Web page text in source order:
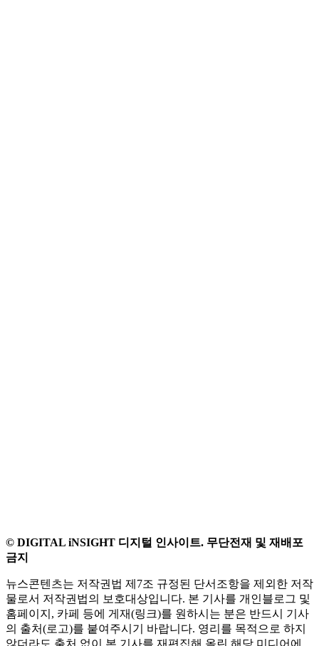
© DIGITAL iNSIGHT 디지털 인사이트. 무단전재 및 재배포
금지
뉴스콘텐츠는 저작권법 제7조 규정된 단서조항을 제외한 저작
물로서 저작권법의 보호대상입니다. 본 기사를 개인블로그 및
홈페이지, 카페 등에 게재(링크)를 원하시는 분은 반드시 기사
의 출처(로고)를 붙여주시기 바랍니다. 영리를 목적으로 하지
않더라도 출처 없이 본 기사를 재편집해 올린 해당 미디어에